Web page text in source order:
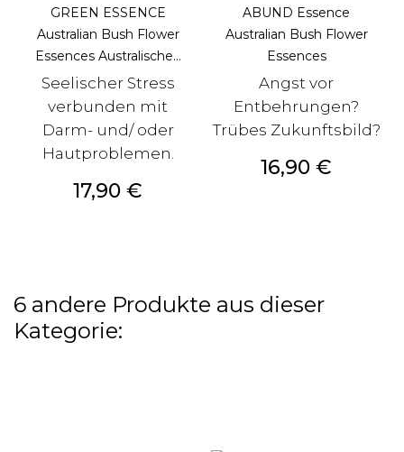
GREEN ESSENCE
Australian Bush Flower
Essences Australische...
Seelischer Stress
verbunden mit
Darm- und/ oder
Hautproblemen.
Preis
17,90 €
ABUND Essence
Australian Bush Flower
Essences
Angst vor
Entbehrungen?
Trübes Zukunftsbild?
Preis
16,90 €
6 andere Produkte aus dieser
Kategorie: